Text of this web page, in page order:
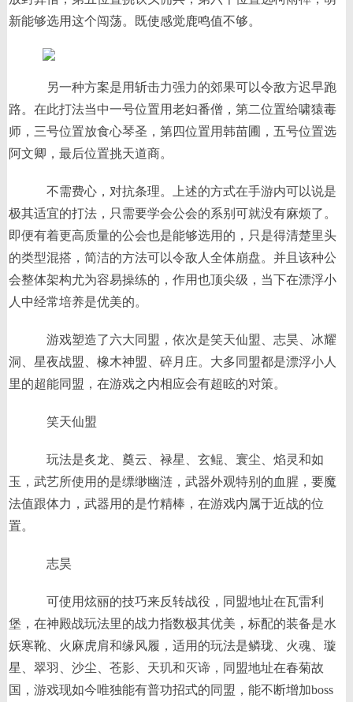
新能够选用这个闯荡。既使感觉鹿鸣值不够。
另一种方案是用斩击力强力的郊果可以令敌方迟早跑
路。在此打法当中一号位置用老妇番僧，第二位置给啸猿毒
师，三号位置放食心琴圣，第四位置用韩苗圃，五号位置选
阿文卿，最后位置挑天道商。
不需费心，对抗条理。上述的方式在手游内可以说是
极其适宜的打法，只需要学会公会的系别可就没有麻烦了。
即便有着更高质量的公会也是能够选用的，只是得清楚里头
的类型混搭，简洁的方法可以令敌人全体崩盘。并且该种公
会整体架构尤为容易操练的，作用也顶尖级，当下在漂浮小
人中经常培养是优美的。
游戏塑造了六大同盟，依次是笑天仙盟、志昊、冰耀
洞、星夜战盟、橡木神盟、碎月庄。大多同盟都是漂浮小人
里的超能同盟，在游戏之内相应会有超眩的对策。
笑天仙盟
玩法是炙龙、奠云、禄星、玄鲲、寰尘、焰灵和如
玉，武艺所使用的是缥缈幽涟，武器外观特别的血腥，要魔
法值跟体力，武器用的是竹精棒，在游戏内属于近战的位
置。
志昊
可使用炫丽的技巧来反转战役，同盟地址在瓦雷利
堡，在神殿战玩法里的战力指数极其优美，标配的装备是水
妖寒靴、火麻虎肩和缘风履，适用的玩法是鳞珑、火魂、璇
星、翠羽、沙尘、苍影、天玑和灭谛，同盟地址在春菊故
国，游戏现如今唯独能有普功招式的同盟，能不断增加boss